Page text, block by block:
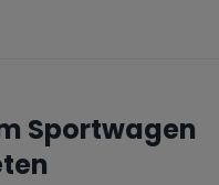
Sportwagen